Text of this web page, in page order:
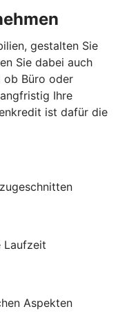
gestalten Sie
Sie dabei auch
ob Büro oder
Ihre
ist dafür die
Laufzeit
Aspekten